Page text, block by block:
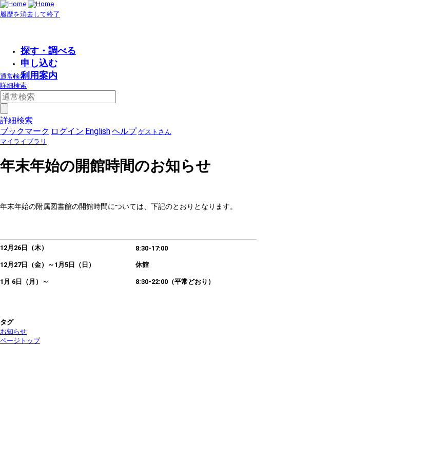
履歴を消去して終了
探す・調べる
申し込む
利用案内
通常検索
詳細検索
詳細検索
ブックマーク ログイン Englishヘルプ ゲストさん
マイライブラリ
年末年始の開館時間のお知らせ
年末年始の附属図書館の開館時間については、下記のとおりとなります。
12月26日（木） 8:30-17:00
12月27日（金）～1月5日（日） 休館
1 月 6日（月）～ 8:30-22:00（平常どおり）
タグ
お知らせ
ページトップ